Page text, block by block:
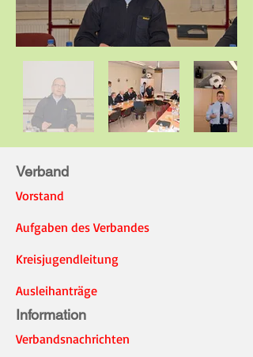
Verband
Vorstand
Aufgaben des Verbandes
Kreisjugendleitung
Ausleihanträge
Information
Verbandsnachrichten